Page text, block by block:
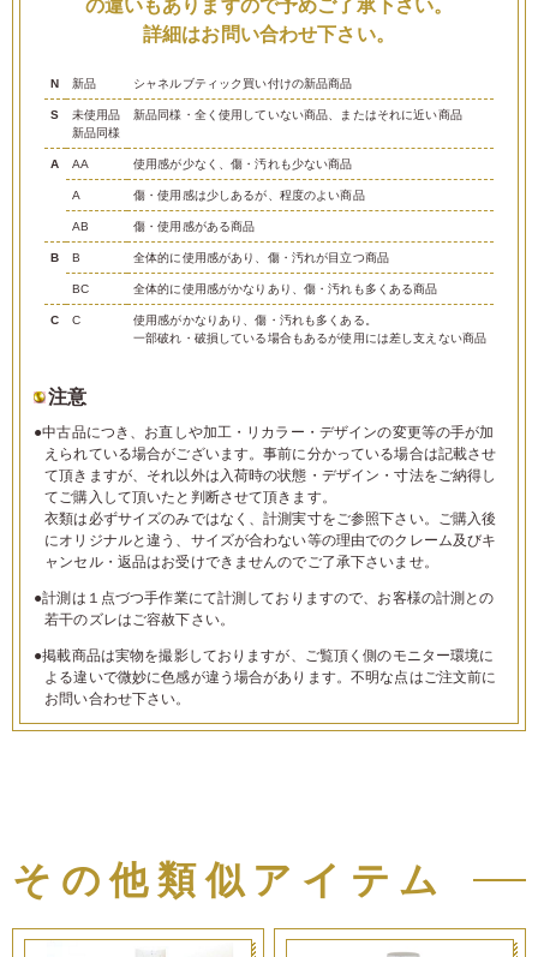
の違いもありますので予めご了承下さい。
詳細はお問い合わせ下さい。
N 新品 シャネルブティック買い付けの新品商品
S
未使用品
新品同様
新品同様・全く使用していない商品、またはそれに近い商品
A AA 使用感が少なく、傷・汚れも少ない商品
A 傷・使用感は少しあるが、程度のよい商品
AB 傷・使用感がある商品
B B 全体的に使用感があり、傷・汚れが目立つ商品
BC 全体的に使用感がかなりあり、傷・汚れも多くある商品
C C
使用感がかなりあり、傷・汚れも多くある。
一部破れ・破損している場合もあるが使用には差し支えない商品
注意
●中古品につき、お直しや加工・リカラー・デザインの変更等の手が加
えられている場合がございます。事前に分かっている場合は記載させ
て頂きますが、それ以外は入荷時の状態・デザイン・寸法をご納得し
てご購入して頂いたと判断させて頂きます。
衣類は必ずサイズのみではなく、計測実寸をご参照下さい。ご購入後
にオリジナルと違う、サイズが合わない等の理由でのクレーム及びキ
ャンセル・返品はお受けできませんのでご了承下さいませ。
●計測は１点づつ手作業にて計測しておりますので、お客様の計測との
若干のズレはご容赦下さい。
●掲載商品は実物を撮影しておりますが、ご覧頂く側のモニター環境に
よる違いで微妙に色感が違う場合があります。不明な点はご注文前に
お問い合わせ下さい。
その他類似アイテム